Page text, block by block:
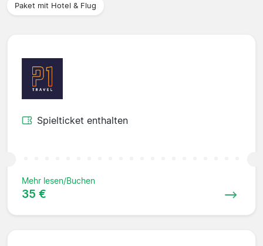
Paket mit Hotel & Flug
Spielticket enthalten
Mehr lesen/Buchen
35 €